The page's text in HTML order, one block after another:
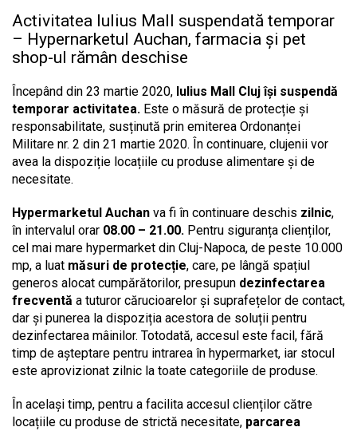
Activitatea Iulius Mall suspendată temporar
– Hypernarketul Auchan, farmacia și pet
shop-ul rămân deschise
Începând din 23 martie 2020, Iulius Mall Cluj își suspendă
temporar activitatea. Este o măsură de protecție și
responsabilitate, susținută prin emiterea Ordonanței
Militare nr. 2 din 21 martie 2020. În continuare, clujenii vor
avea la dispoziție locațiile cu produse alimentare și de
necesitate.
Hypermarketul Auchan va fi în continuare deschis zilnic,
în intervalul orar 08.00 – 21.00. Pentru siguranța clienților,
cel mai mare hypermarket din Cluj-Napoca, de peste 10.000
mp, a luat măsuri de protecție, care, pe lângă spațiul
generos alocat cumpărătorilor, presupun dezinfectarea
frecventă a tuturor cărucioarelor și suprafețelor de contact,
dar și punerea la dispoziția acestora de soluții pentru
dezinfectarea mâinilor. Totodată, accesul este facil, fără
timp de așteptare pentru intrarea în hypermarket, iar stocul
este aprovizionat zilnic la toate categoriile de produse.
În același timp, pentru a facilita accesul clienților către
locațiile cu produse de strictă necesitate, parcarea